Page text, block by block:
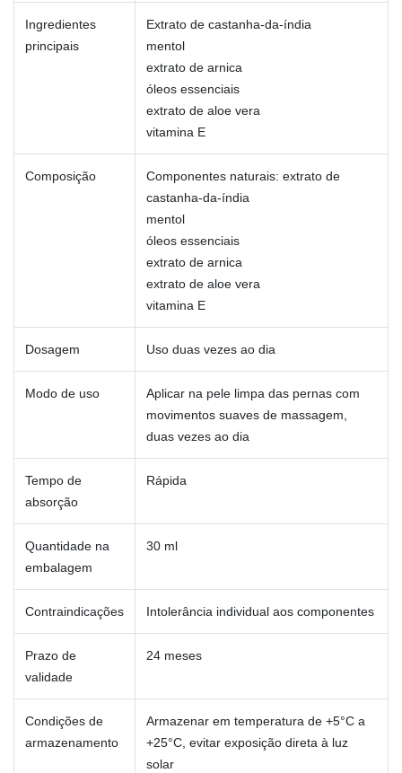
Ingredientes
principais
Extrato de castanha-da-índia
mentol
extrato de arnica
óleos essenciais
extrato de aloe vera
vitamina E
Composição
Componentes naturais: extrato de
castanha-da-índia
mentol
óleos essenciais
extrato de arnica
extrato de aloe vera
vitamina E
Dosagem Uso duas vezes ao dia
Modo de uso
Aplicar na pele limpa das pernas com
movimentos suaves de massagem,
duas vezes ao dia
Tempo de
absorção
Rápida
Quantidade na
embalagem
30 ml
Contraindicações Intolerância individual aos componentes
Prazo de
validade
24 meses
Condições de
armazenamento
Armazenar em temperatura de +5°C a
+25°C, evitar exposição direta à luz
solar